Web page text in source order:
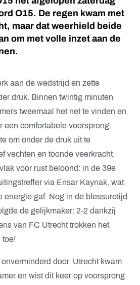
O15. De regen kwam met
maar dat weerhield beide
om met volle inzet aan de
aan de wedstrijd en zette
druk. Binnen twintig minuten
tweemaal het net te vinden en
een comfortabele voorsprong.
om onder de druk uit te
vechten en toonde veerkracht.
voor rust beloond: in de 39e
via Ensar Kaynak, wat
energie gaf. Nog in de blessuretijd
de gelijkmaker: 2-2 dankzij
van FC Utrecht trokken het
toe!
door. Utrecht kwam
en wist dit keer op voorsprong